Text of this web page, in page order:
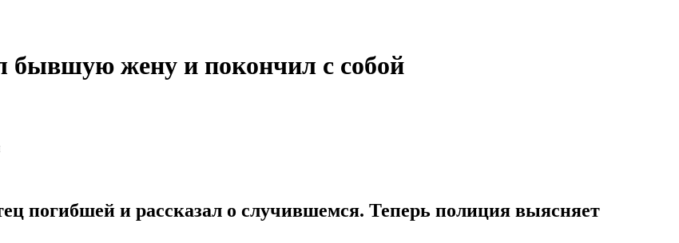
бывшую жену и покончил с собой
погибшей и рассказал о случившемся. Теперь полиция выясняет